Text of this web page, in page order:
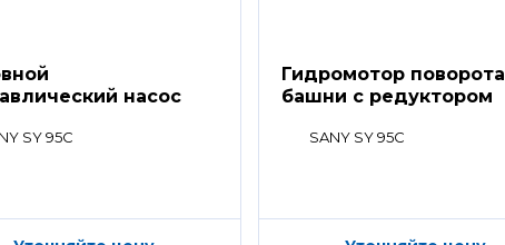
насос
SY 95C
Гидромотор поворота
башни с редуктором
SANY SY 95C